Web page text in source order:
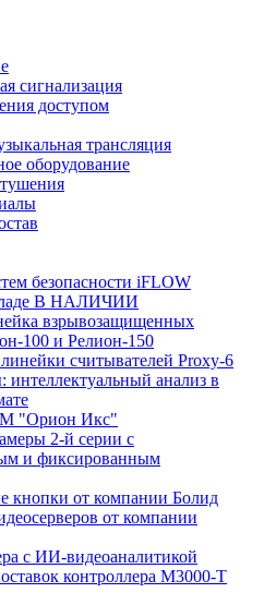
сигнализация
доступом
трансляция
оборудование
безопасности iFLOW
В НАЛИЧИИ
взрывозащищенных
100 и Релион-150
считывателей Proxy-6
анализ в
"Орион Икс"
2-й серии с
и фиксированным
кнопки от компании Болид
от компании
с ИИ-видеоаналитикой
контроллера М3000-Т